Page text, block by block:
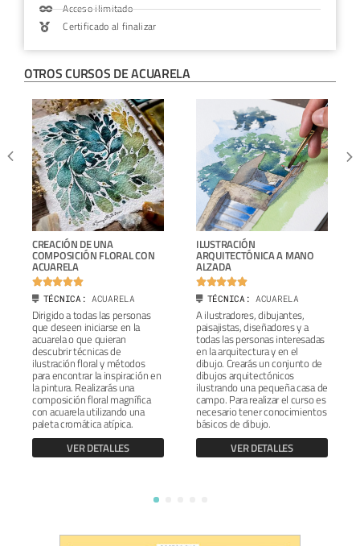
Acceso ilimitado
Certificado al finalizar
OTROS CURSOS DEACUARELA
CREACIÓN DE UNA
COMPOSICIÓN FLORAL CON
ACUARELA

TÉCNICA:ACUARELA
Dirigido a todas las personas
que deseen iniciarse en la
acuarela o que quieran
descubrir técnicas de
ilustración floral y métodos
para encontrar la inspiración en
la pintura. Realizarás una
composición floral magnífica
con acuarela utilizando una
paleta cromática atípica.
VER DETALLES
ILUSTRACIÓN
ARQUITECTÓNICA A MANO
ALZADA

TÉCNICA:ACUARELA
A ilustradores, dibujantes,
paisajistas, diseñadores y a
todas las personas interesadas
en la arquitectura y en el
dibujo. Crearás un conjunto de
dibujos arquitectónicos
ilustrando una pequeña casa de
campo. Para realizar el curso es
necesario tener conocimientos
básicos de dibujo.
VER DETALLES
4